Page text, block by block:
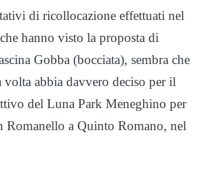
di ricollocazione effettuati nel
hanno visto la proposta di
Gobba (bocciata), sembra che
volta abbia davvero deciso per il
del Luna Park Meneghino per
Romanello a Quinto Romano, nel